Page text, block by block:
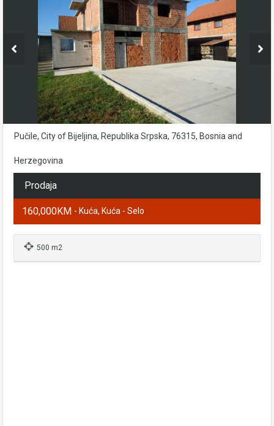
Pučile, City of Bijeljina, Republika Srpska, 76315, Bosnia and
Herzegovina
Prodaja
160,000KM - Kuća, Kuća - Selo
500 m2